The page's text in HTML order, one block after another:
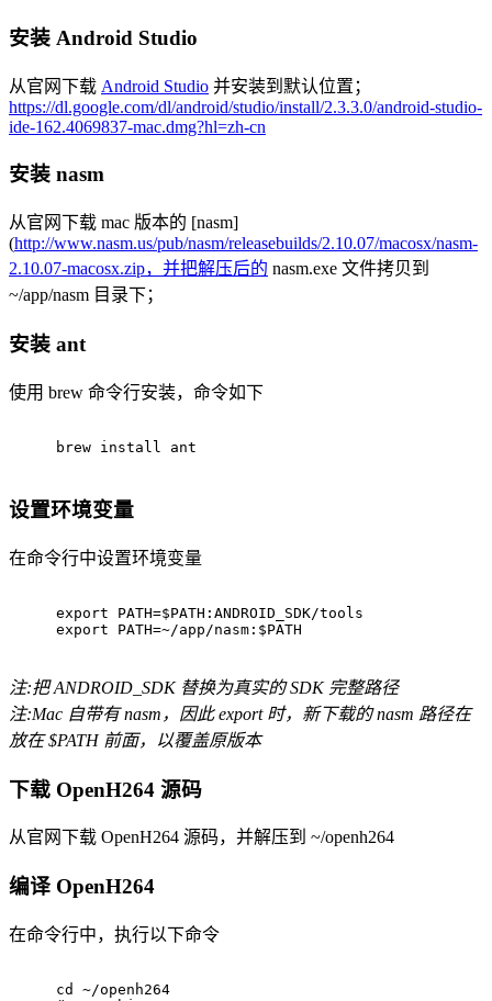
安装 Android Studio
从官网下载 Android Studio 并安装到默认位置；
https://dl.google.com/dl/android/studio/install/2.3.3.0/android-studio-
ide-162.4069837-mac.dmg?hl=zh-cn
安装 nasm
从官网下载 mac 版本的 [nasm]
(http://www.nasm.us/pub/nasm/releasebuilds/2.10.07/macosx/nasm-
2.10.07-macosx.zip，并把解压后的 nasm.exe 文件拷贝到
~/app/nasm 目录下；
安装 ant
使用 brew 命令行安装，命令如下
brew install ant
设置环境变量
在命令行中设置环境变量
export PATH=$PATH:ANDROID_SDK/tools
export PATH=~/app/nasm:$PATH
注:把 ANDROID_SDK 替换为真实的 SDK 完整路径
注:Mac 自带有 nasm，因此 export 时，新下载的 nasm 路径在
放在 $PATH 前面，以覆盖原版本
下载 OpenH264 源码
从官网下载 OpenH264 源码，并解压到 ~/openh264
编译 OpenH264
在命令行中，执行以下命令
cd ~/openh264